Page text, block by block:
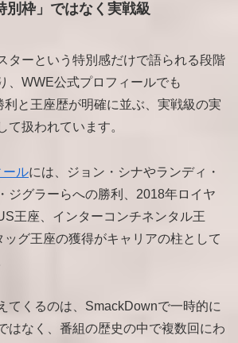
別枠」ではなく実戦級
ターという特別感だけで語られる段階
、WWE公式プロフィールでも
と王座歴が明確に並ぶ、実戦級の実
て扱われています。
ールには、ジョン・シナやランディ・
ジグラーらへの勝利、2018年ロイヤ
王座、インターコンチネンタル王
ッグ王座の獲得がキャリアの柱として
てくるのは、SmackDownで一時的に
はなく、番組の歴史の中で複数回にわ